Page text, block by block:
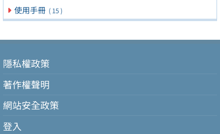
使用手冊 ( 15 )
隱私權政策
著作權聲明
網站安全政策
登入